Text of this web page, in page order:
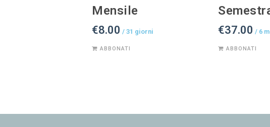
Mensile
€8.00 / 31 giorni
ABBONATI
€37.00 / 6
ABBONATI